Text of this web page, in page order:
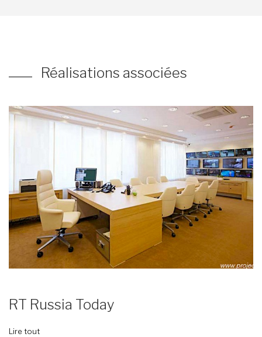
Réalisations associées
RT Russia Today
Lire tout